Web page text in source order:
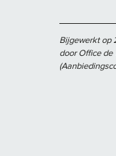
Bijgewerkt op
door Office de